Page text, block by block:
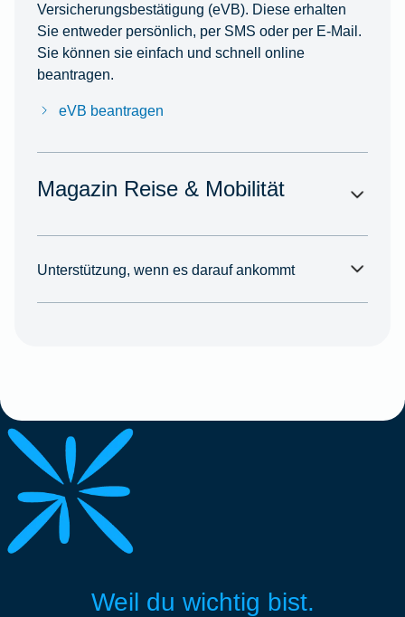
Versicherungsbestätigung (eVB). Diese erhalten
Sie entweder persönlich, per SMS oder per E-Mail.
Sie können sie einfach und schnell online
beantragen.
eVB beantragen
Magazin Reise & Mobilität
Unterstützung, wenn es darauf ankommt
Weil du wichtig bist.